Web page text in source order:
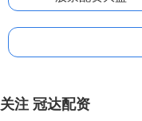
关注 冠达配资